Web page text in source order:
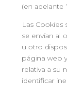
(en adelante
Las Cookies
se envían al
u otro
página web
relativa a su
identificar